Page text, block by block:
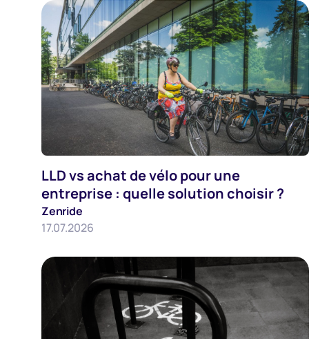
Employeurs
LLD vs achat de vélo pour une
entreprise : quelle solution choisir ?
Zenride
17.07.2026